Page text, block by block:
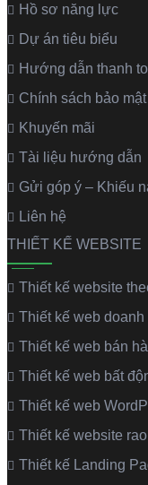
Hồ sơ năng lực
Dự án tiêu biểu
Hướng dẫn thanh
Chính sách bảo mật
Khuyến mãi
Tài liệu hướng dẫn
Gửi góp ý – Khiếu
Liên hệ
THIẾT KẾ WEBSITE
Thiết kế website
Thiết kế web doanh
Thiết kế web bán
Thiết kế web bất
Thiết kế web
Thiết kế website
Thiết kế Landing